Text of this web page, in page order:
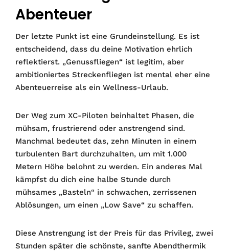
Abenteuer
Der letzte Punkt ist eine Grundeinstellung. Es ist
entscheidend, dass du deine Motivation ehrlich
reflektierst. „Genussfliegen“ ist legitim, aber
ambitioniertes Streckenfliegen ist mental eher eine
Abenteuerreise als ein Wellness-Urlaub.
Der Weg zum XC-Piloten beinhaltet Phasen, die
mühsam, frustrierend oder anstrengend sind.
Manchmal bedeutet das, zehn Minuten in einem
turbulenten Bart durchzuhalten, um mit 1.000
Metern Höhe belohnt zu werden. Ein anderes Mal
kämpfst du dich eine halbe Stunde durch
mühsames „Basteln“ in schwachen, zerrissenen
Ablösungen, um einen „Low Save“ zu schaffen.
Diese Anstrengung ist der Preis für das Privileg, zwei
Stunden später die schönste, sanfte Abendthermik